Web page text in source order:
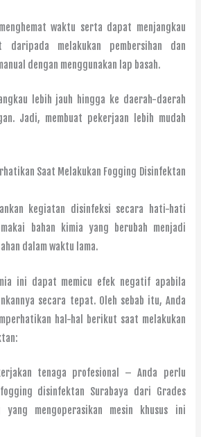
waktu serta dapat menjangkau
daripada melakukan pembersihan dan
dengan menggunakan lap basah.
lebih jauh hingga ke daerah-daerah
Jadi, membuat pekerjaan lebih mudah
Saat Melakukan Fogging Disinfektan
kegiatan disinfeksi secara hati-hati
bahan kimia yang berubah menjadi
dalam waktu lama.
ini dapat memicu efek negatif apabila
secara tepat. Oleh sebab itu, Anda
hal-hal berikut saat melakukan
tenaga profesional – Anda perlu
disinfektan Surabaya dari Grades
yang mengoperasikan mesin khusus ini